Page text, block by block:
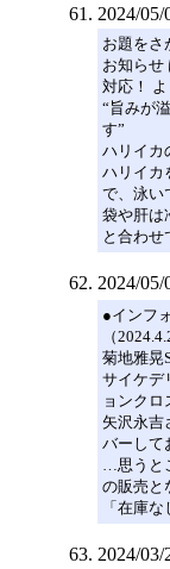
2024/05/
お題をさ
お知らせ
対応！
“旨みが
す”
ハリイカ
ハリイカ
で、泳い
袋や肝は
と合わせ
2024/05/
●インフ
（
菊地雅晃
サイケデ
ョンクロ
矢沢永吉
バーして
…思うと
の販売と
「在庫
2024/03/